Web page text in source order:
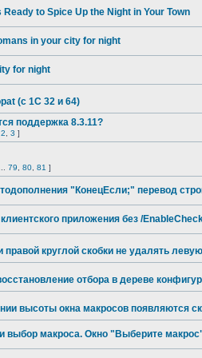
Ready to Spice Up the Night in Your Town
in your city for night
for night
(c 1C 32 и 64)
поддержка 8.3.11?
2 3 ]
79 80 81 ]
"КонецЕсли;" перевод
приложения без /
правой круглой скобки не удалять левую
отбора в дереве
высоты окна макросов появляются
выбор макроса. Окно "Выберите